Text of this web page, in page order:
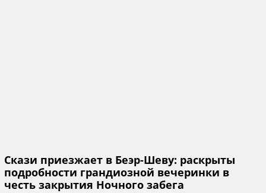
Скази приезжает в Беэр-Шеву: раскрыты
подробности грандиозной вечеринки в
честь закрытия Ночного забега